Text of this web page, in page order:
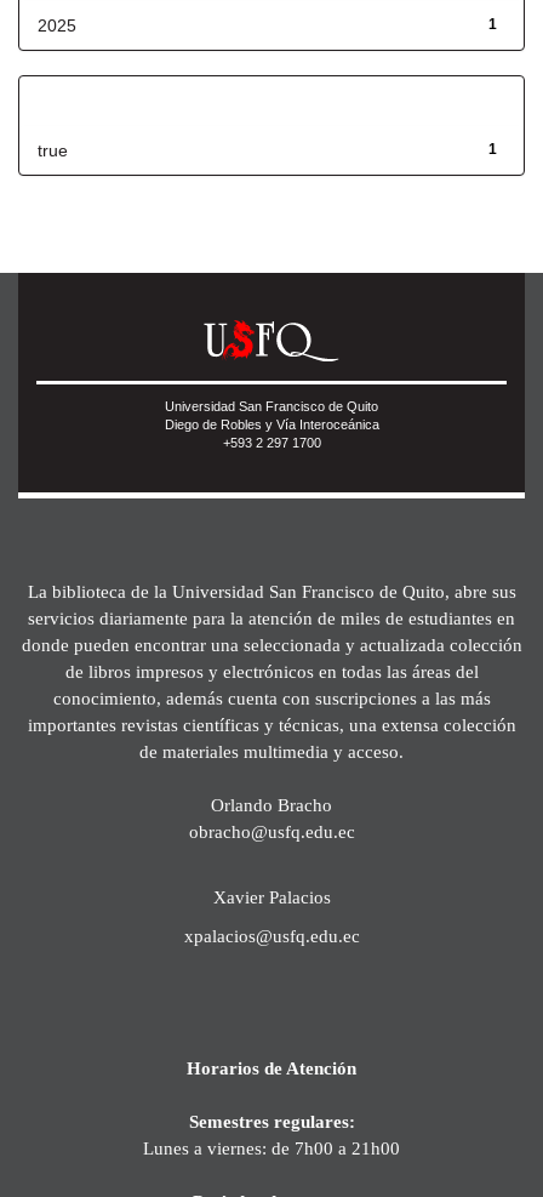
1
2025
1
true
Universidad San Francisco de Quito
Diego de Robles y Vía Interoceánica
+593 2 297 1700
La biblioteca de la Universidad San Francisco de Quito, abre sus
servicios diariamente para la atención de miles de estudiantes en
donde pueden encontrar una seleccionada y actualizada colección
de libros impresos y electrónicos en todas las áreas del
conocimiento, además cuenta con suscripciones a las más
importantes revistas científicas y técnicas, una extensa colección
de materiales multimedia y acceso.
Orlando Bracho
obracho@usfq.edu.ec
Xavier Palacios
xpalacios@usfq.edu.ec
Horarios de Atención
Semestres regulares:
Lunes a viernes: de 7h00 a 21h00